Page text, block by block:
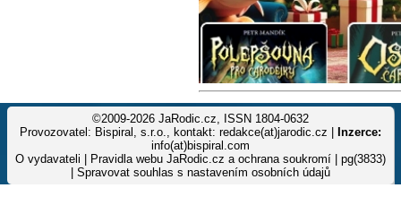
©2009-2026 JaRodic.cz, ISSN 1804-0632
Provozovatel: Bispiral, s.r.o., kontakt: redakce(at)jarodic.cz |
Inzerce:
info(at)bispiral.com
O vydavateli
Pravidla webu JaRodic.cz a ochrana soukromí | pg(3833)
Spravovat souhlas s nastavením osobních údajů